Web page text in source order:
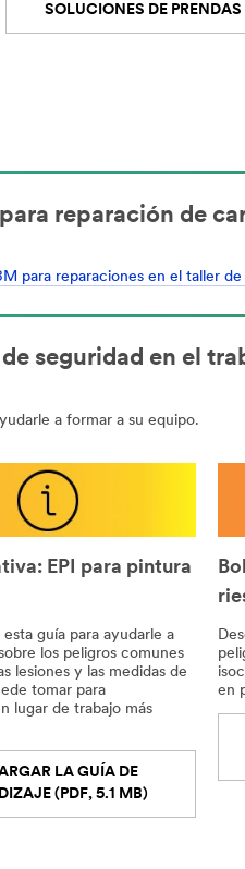
SOLUCIONES DE
reparación de
para reparaciones en el taller
seguridad en el
a formar a su equipo.
EPI para pintura
guía para ayudarle a
los peligros comunes
lesiones y las medidas de
tomar para
lugar de trabajo más
LA GUÍA DE
(PDF, 5.1 MB)
en